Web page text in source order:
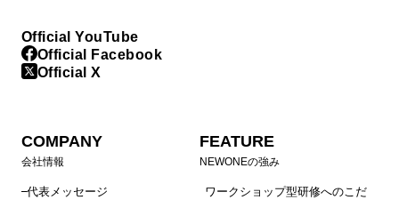
Official YouTube
Official Facebook
Official X
COMPANY
会社情報
代表メッセージ
FEATURE
NEWONEの強み
ワークショップ型研修へのこだ